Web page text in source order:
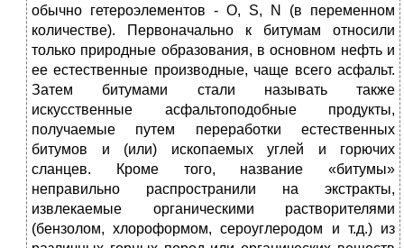
обычно гетероэлементов - О, S, N (в переменном
количестве). Первоначально к битумам относили
только природные образования, в основном нефть и
ее естественные производные, чаще всего асфальт.
Затем битумами стали называть также
искусственные асфальтоподобные продукты,
получаемые путем переработки естественных
битумов и (или) ископаемых углей и горючих
сланцев. Кроме того, название «битумы»
неправильно распространили на экстракты,
извлекаемые органическими растворителями
(бензолом, хлороформом, сероуглеродом и т.д.) из